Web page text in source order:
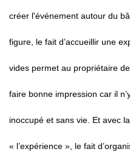
créer l'événement autour du
figure, le fait d’accueillir une
vides permet au propriétaire
faire bonne impression car il
inoccupé et sans vie. Et avec
« l’expérience », le fait